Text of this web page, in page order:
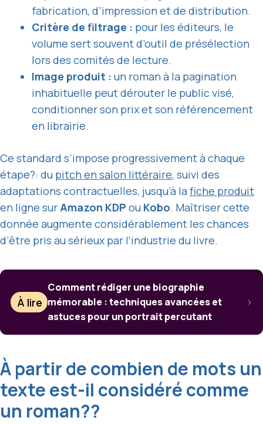
fabrication, d’impression et de distribution.
Critère de filtrage : pour les éditeurs, le
volume sert souvent d’outil de présélection
lors des comités de lecture.
Image produit : un roman à la pagination
inhabituelle peut dérouter le public visé,
conditionner son prix et son référencement
en librairie.
Ce standard s’impose progressivement à chaque
étape?: du pitch en salon littéraire, suivi des
adaptations contractuelles, jusqu’à lafiche produit
en ligne surAmazon KDP ou Kobo. Maîtriser cette
donnée augmente considérablement les chances
d’être pris au sérieux par l’industrie du livre.
À lire
Comment rédiger une biographie
mémorable : techniques avancées et
astuces pour un portrait percutant
À partir de combien de mots un
texte est-il considéré comme
un roman??